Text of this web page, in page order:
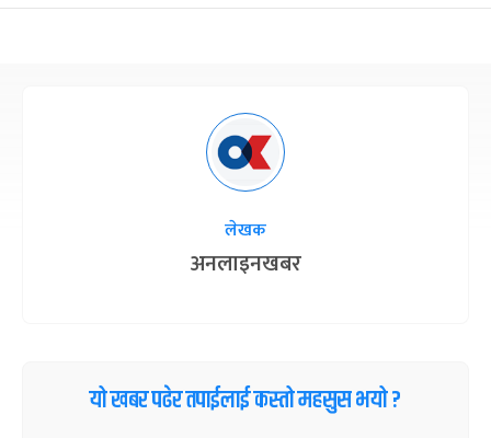
लेखक
अनलाइनखबर
यो खबर पढेर तपाईलाई कस्तो महसुस भयो ?